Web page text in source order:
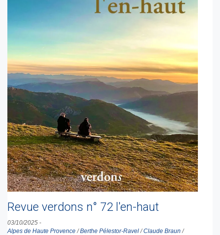
Revue verdons n° 72 l'en-haut
03/10/2025 -
Alpes de Haute Provence /Berthe Pélestor-Ravel /Claude Braun /